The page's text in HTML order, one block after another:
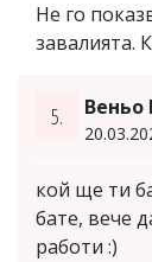
Не го
завалията.
5. Веньо
кой ще ти
бате, вече
работи :)